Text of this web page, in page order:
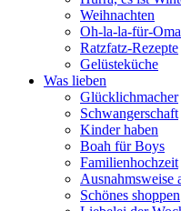
Weihnachten
Oh-la-la-für-
Ratzfatz-Rezepte
Gelüsteküche
Was lieben
Glücklichmacher
Schwangerschaft
Kinder haben
Boah für Boys
Familienhochzeit
Ausnahmsweise
Schönes shoppen